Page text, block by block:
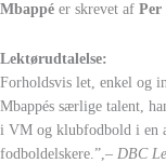
Mbappé er skrevet af Per
Lektørudtalelse:
Forholdsvis let, enkel og
Mbappés særlige talent,
i VM og klubfodbold i en
fodboldelskere.”, – DBC